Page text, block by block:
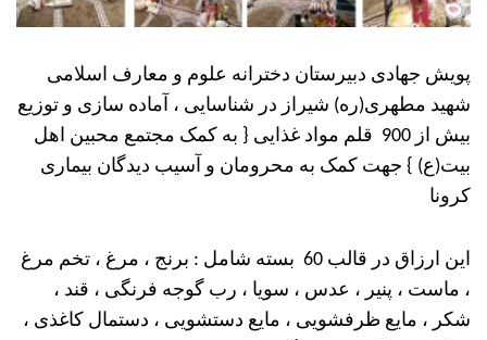
پویش جهادی دبیرستان دخترانه علوم و معارف اسلامی
شهید مطهری(ره) شیراز در شناسایی ، آماده سازی و توزیع
بیش از 900 قلم مواد غذایی { به کمک مجتمع محبین اهل
بیت(ع) } جهت کمک به محرومان و آسیب دیدگان بیماری
کرونا
این ارزاق در قالب 60 بسته شامل : برنج ، مرغ ، تخم مرغ
، ماست ، پنیر ، عدس ، سویا ، رب گوجه فرنگی ، قند ،
شکر ، مایع ظرفشویی ، مایع دستشویی ، دستمال کاغذی ،